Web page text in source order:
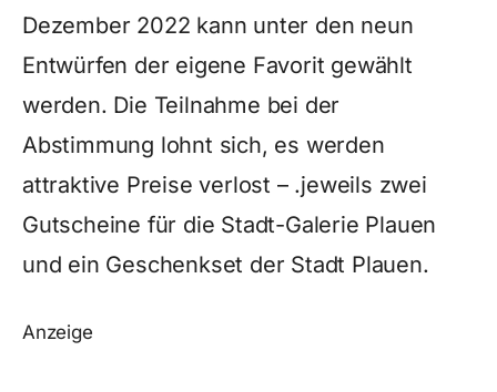
Dezember 2022 kann unter den neun
Entwürfen der eigene Favorit gewählt
werden. Die Teilnahme bei der
Abstimmung lohnt sich, es werden
attraktive Preise verlost – .jeweils zwei
Gutscheine für die Stadt-Galerie Plauen
und ein Geschenkset der Stadt Plauen.
Anzeige